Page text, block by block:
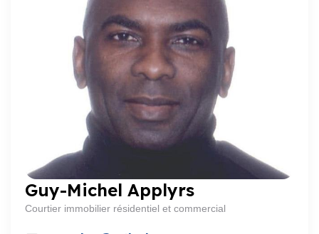
Guy-Michel Applyrs
Courtier immobilier résidentiel et commercial